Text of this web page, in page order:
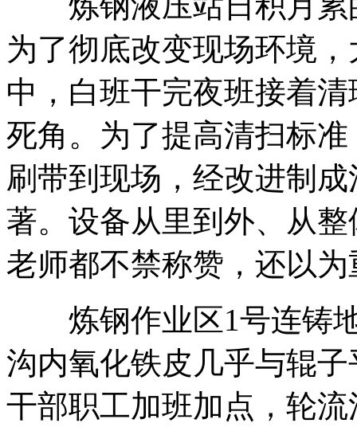
为了彻底改变现场环境
中，白班干完夜班接着
死角。为了提高清扫标
刷带到现场，经改进制
著。设备从里到外、从
老师都不禁称赞，还以
炼钢作业区1号连铸地
沟内氧化铁皮几乎与辊
干部职工加班加点，轮